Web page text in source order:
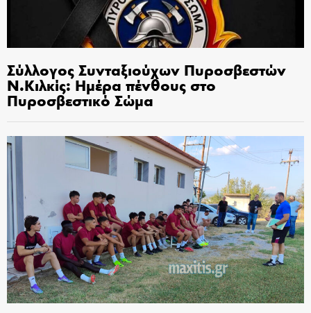
Σύλλογος Συνταξιούχων Πυροσβεστών
Ν.Κιλκίς: Ημέρα πένθους στο
Πυροσβεστικό Σώμα